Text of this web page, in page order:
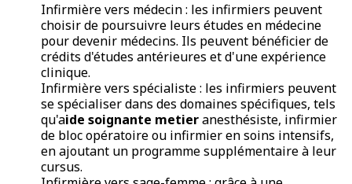
Infirmière vers médecin : les infirmiers peuvent
choisir de poursuivre leurs études en médecine
pour devenir médecins. Ils peuvent bénéficier de
crédits d'études antérieures et d'une expérience
clinique.
Infirmière vers spécialiste : les infirmiers peuvent
se spécialiser dans des domaines spécifiques, tels
qu'aide soignante metieranesthésiste, infirmier
de bloc opératoire ou infirmier en soins intensifs,
en ajoutant un programme supplémentaire à leur
cursus.